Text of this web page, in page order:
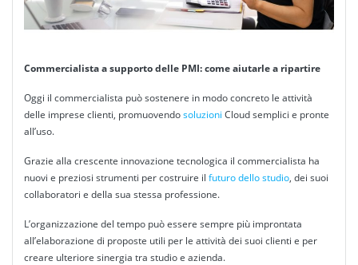
Commercialista a supporto delle PMI: come aiutarle a ripartire
Oggi il commercialista può sostenere in modo concreto le attività
delle imprese clienti, promuovendosoluzioni Cloud semplici e pronte
all’uso.
Grazie alla crescente innovazione tecnologica il commercialista ha
nuovi e preziosi strumenti per costruire il futuro dello studio, dei suoi
collaboratori e della sua stessa professione.
L’organizzazione del tempo può essere sempre più improntata
all’elaborazione di proposte utili per le attività dei suoi clienti e per
creare ulteriore sinergia tra studio e azienda.